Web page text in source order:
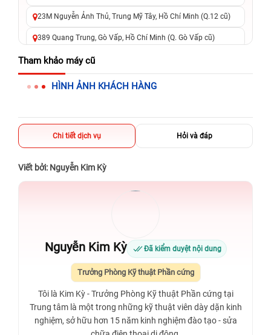
23M Nguyễn Ảnh Thủ, Trung Mỹ Tây, Hồ Chí Minh (Q.12 cũ)
389 Quang Trung, Gò Vấp, Hồ Chí Minh (Q. Gò Vấp cũ)
625 - 625A Âu Cơ, Tân Phú, Hồ Chí Minh (Quận Tân Phú cũ)
326 Lê Văn Việt, Tăng Nhơn Phú, Hồ Chí Minh (Q.9 TP. Thủ
Đức cũ)
Đức Cũ)
70 Nguyễn An Ninh, Dĩ An, Hồ Chí Minh (Bình Dương Cũ)
24h Vũng Tàu: 162A Ba Cu, Vũng Tàu, Hồ Chí Minh (TP. Vũng
Tàu cũ)
Tham khảo máy cũ
HÌNH ẢNH KHÁCH HÀNG
Chi tiết dịch vụ Hỏi và đáp
Viết bởi: Nguyễn Kim Kỳ
Nguyễn Kim Kỳ Đã kiểm duyệt nội dung
Trưởng Phòng Kỹ thuật Phần cứng
Tôi là Kim Kỳ - Trưởng Phòng Kỹ thuật Phần cứng tại
Trung tâm là một trong những kỹ thuật viên dày dặn kinh
nghiệm, sở hữu hơn 15 năm kinh nghiệm đào tạo - sửa